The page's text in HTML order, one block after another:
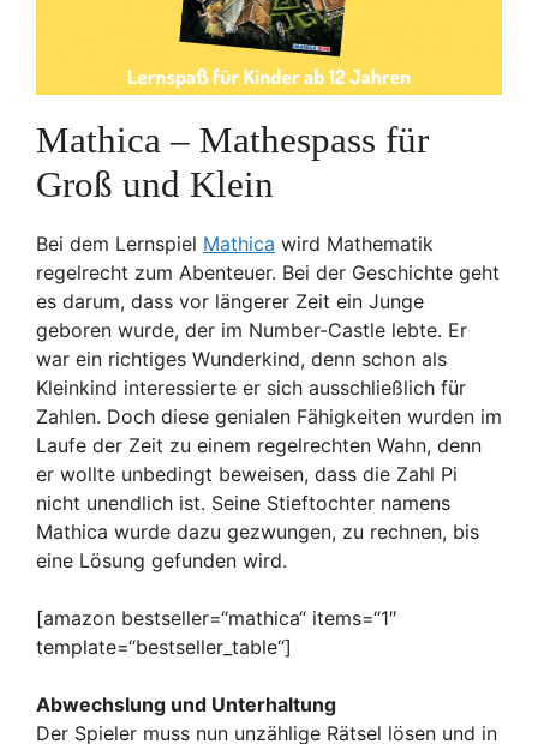
Mathica – Mathespass für
Groß und Klein
Bei dem Lernspiel Mathica wird Mathematik
regelrecht zum Abenteuer. Bei der Geschichte geht
es darum, dass vor längerer Zeit ein Junge
geboren wurde, der im Number-Castle lebte. Er
war ein richtiges Wunderkind, denn schon als
Kleinkind interessierte er sich ausschließlich für
Zahlen. Doch diese genialen Fähigkeiten wurden im
Laufe der Zeit zu einem regelrechten Wahn, denn
er wollte unbedingt beweisen, dass die Zahl Pi
nicht unendlich ist. Seine Stieftochter namens
Mathica wurde dazu gezwungen, zu rechnen, bis
eine Lösung gefunden wird.
[amazon bestseller=“mathica“ items=“1″
template=“bestseller_table“]
Abwechslung und Unterhaltung
Der Spieler muss nun unzählige Rätsel lösen und in